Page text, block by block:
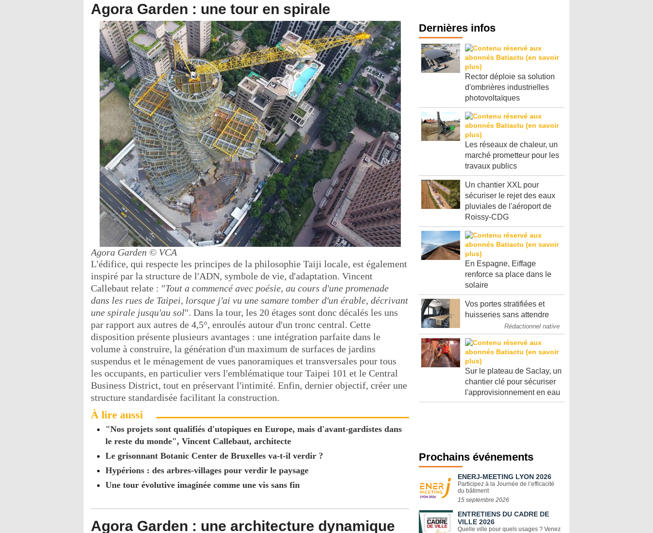
Agora Garden : une tour en spirale
Agora Garden © VCA
L'édifice, qui respecte les principes de la philosophie Taiji locale, est également
inspiré par la structure de l'ADN, symbole de vie, d'adaptation. Vincent
Callebaut relate : "Tout a commencé avec poésie, au cours d'une promenade
dans les rues de Taipei, lorsque j'ai vu une samare tomber d'un érable, décrivant
une spirale jusqu'au sol". Dans la tour, les 20 étages sont donc décalés les uns
par rapport aux autres de 4,5°, enroulés autour d'un tronc central. Cette
disposition présente plusieurs avantages : une intégration parfaite dans le
volume à construire, la génération d'un maximum de surfaces de jardins
suspendus et le ménagement de vues panoramiques et transversales pour tous
les occupants, en particulier vers l'emblématique tour Taipei 101 et le Central
Business District, tout en préservant l'intimité. Enfin, dernier objectif, créer une
structure standardisée facilitant la construction.
À lire aussi
"Nos projets sont qualifiés d'utopiques en Europe, mais d'avant-gardistes dans
le reste du monde", Vincent Callebaut, architecte
Le grisonnant Botanic Center de Bruxelles va-t-il verdir ?
Hypérions : des arbres-villages pour verdir le paysage
Une tour évolutive imaginée comme une vis sans fin
Agora Garden : une architecture dynamique
Dernières infos
Rector déploie sa solution
d'ombrières industrielles
photovoltaïques
Les réseaux de chaleur, un
marché prometteur pour les
travaux publics
Un chantier XXL pour
sécuriser le rejet des eaux
pluviales de l'aéroport de
Roissy-CDG
En Espagne, Eiffage
renforce sa place dans le
solaire
Vos portes stratifiées et
huisseries sans attendre
Rédactionnel native
Sur le plateau de Saclay, un
chantier clé pour sécuriser
l'approvisionnement en eau
Prochains événements
ENERJ-MEETING LYON 2026
Participez à la Journée de l’efficacité
du bâtiment
15 septembre 2026
ENTRETIENS DU CADRE DE
VILLE 2026
Quelle ville pour quels usages ? Venez